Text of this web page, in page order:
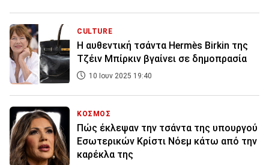
CULTURE
Η αυθεντική τσάντα Hermès Birkin της
Τζέιν Μπίρκιν βγαίνει σε δημοπρασία
10 Ιουν 2025 19:40
ΚΟΣΜΟΣ
Πώς έκλεψαν την τσάντα της υπουργού
Εσωτερικών Κρίστι Νόεμ κάτω από την
καρέκλα της